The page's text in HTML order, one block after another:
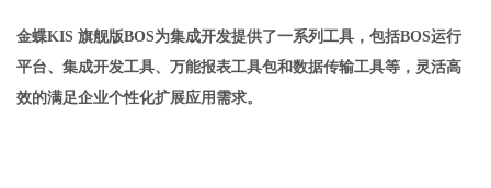
金蝶KIS 旗舰版BOS为集成开发提供了一系列工具，包括BOS运行
平台、集成开发工具、万能报表工具包和数据传输工具等，灵活高
效的满足企业个性化扩展应用需求。